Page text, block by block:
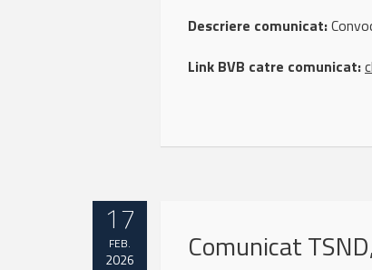
Descriere comunicat:
Link BVB catre comunicat:
17
FEB.
2026 Comunicat